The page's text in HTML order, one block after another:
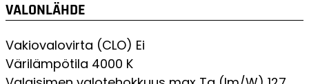
VALONLÄHDE
Vakiovalovirta (CLO) Ei
Värilämpötila 4000 K